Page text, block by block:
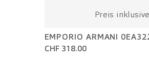
Preis
EMPORIO ARMANI
CHF 318.00